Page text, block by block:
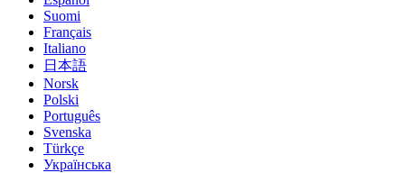
Suomi
Français
Italiano
日本語
Norsk
Polski
Português
Svenska
Türkçe
Українська